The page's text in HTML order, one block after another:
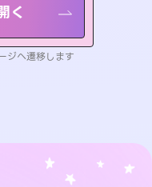
く
ジへ遷移します